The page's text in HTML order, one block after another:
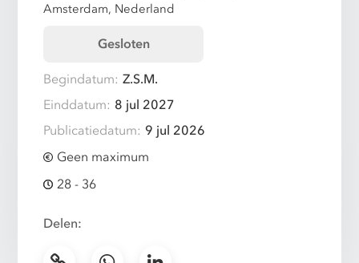
Amsterdam, Nederland
Gesloten
Begindatum: Z.S.M.
Einddatum: 8 jul 2027
Publicatiedatum: 9 jul 2026
Geen maximum
28 - 36
Delen: